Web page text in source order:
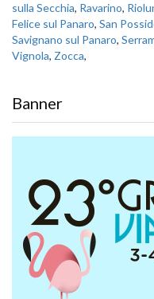
sulla Secchia, Ravarino,
Felice sul Panaro, San
Savignano sul Panaro,
Vignola, Zocca,
Banner